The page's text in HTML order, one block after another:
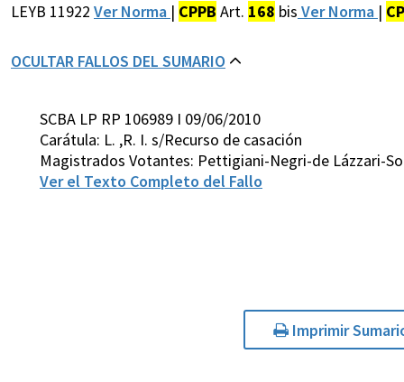
LEYB 11922 Ver Norma | CPPB Art. 168 bis Ver Norma |
OCULTAR FALLOS DEL SUMARIO
SCBA LP RP 106989 I 09/06/2010
Carátula: L. ,R. I. s/Recurso de casación
Magistrados Votantes: Pettigiani-Negri-de Lázzari-
Ver el Texto Completo del Fallo
Imprimir